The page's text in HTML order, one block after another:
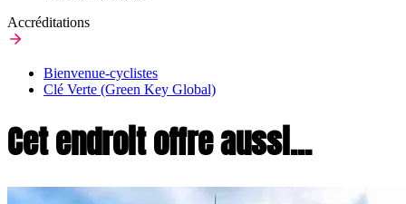
Accréditations
Bienvenue-cyclistes
Clé Verte (Green Key Global)
Cet endroit offre aussi...